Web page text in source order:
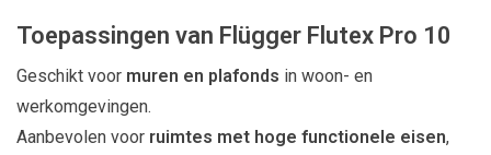
Toepassingen van Flügger Flutex Pro 10
Geschikt voor muren en plafonds in woon- en
werkomgevingen.
Aanbevolen voor ruimtes met hoge functionele eisen,